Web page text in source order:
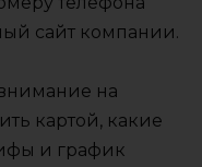
сайт компании.
на
картой, какие
и график